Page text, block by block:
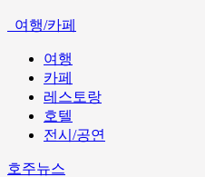
여행/카페
여행
카페
레스토랑
호텔
전시/공연
호주뉴스